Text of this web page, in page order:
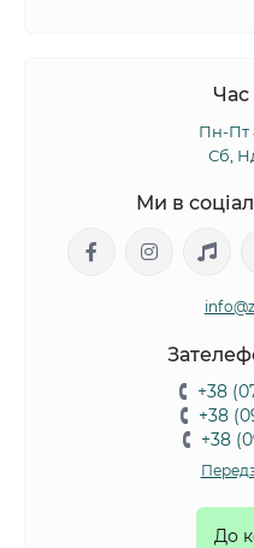
Час
Пн-Пт
Сб,
Ми в
+38
+38
+38
До